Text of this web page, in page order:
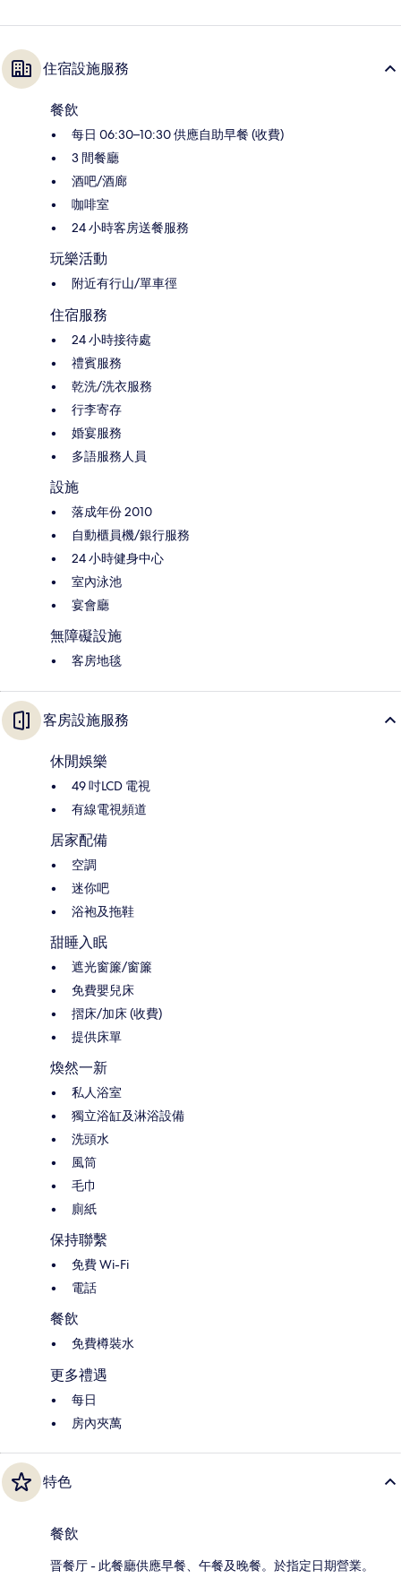
住宿設施服務
餐飲
每日 06:30–10:30 供應自助早餐 (收費)
3 間餐廳
酒吧/酒廊
咖啡室
24 小時客房送餐服務
玩樂活動
附近有行山/單車徑
住宿服務
24 小時接待處
禮賓服務
乾洗/洗衣服務
行李寄存
婚宴服務
多語服務人員
設施
落成年份 2010
自動櫃員機/銀行服務
24 小時健身中心
室內泳池
宴會廳
無障礙設施
客房地毯
客房設施服務
休閒娛樂
49 吋LCD 電視
有線電視頻道
居家配備
空調
迷你吧
浴袍及拖鞋
甜睡入眠
遮光窗簾/窗簾
免費嬰兒床
摺床/加床 (收費)
提供床單
煥然一新
私人浴室
獨立浴缸及淋浴設備
洗頭水
風筒
毛巾
廁紙
保持聯繫
免費 Wi-Fi
電話
餐飲
免費樽裝水
更多禮遇
每日
房內夾萬
特色
餐飲
晋餐厅 - 此餐廳供應早餐、午餐及晚餐。於指定日期營業。